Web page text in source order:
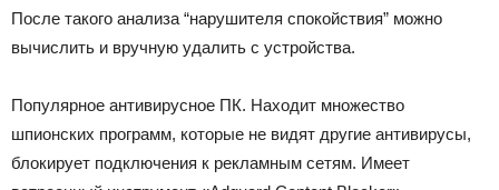
После такого анализа “нарушителя спокойствия” можно
вычислить и вручную удалить с устройства.
Популярное антивирусное ПК. Находит множество
шпионских программ, которые не видят другие антивирусы,
блокирует подключения к рекламным сетям. Имеет